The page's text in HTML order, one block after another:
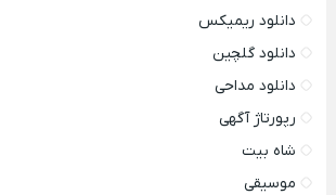
دانلود ریمیکس
دانلود گلچین
دانلود مداحی
رپورتاژ آگهی
شاه بیت
موسیقی